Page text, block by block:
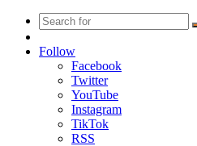
Article
Follow
Facebook
Twitter
YouTube
Instagram
TikTok
RSS